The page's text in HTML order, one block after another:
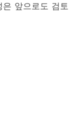
앞으로도 검토